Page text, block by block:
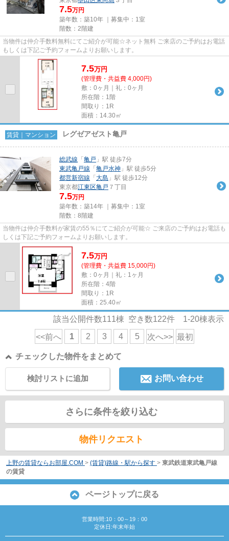
7.5万円
築年数：築10年 ｜募集中： 1室
階数：2階建
当物件は仲介手数料無料にてご紹介が可能☆ネット無料 ご来店のご予約はお電話
もしくは下記ご予約フォームよりお願いします。
7.5万円
(管理費・共益費 4,000円)
敷：0ヶ月｜礼：0ヶ月
所在階：1階
間取り：1R
面積：14.30㎡
賃貸｜マンション レグゼアゼスト亀戸
総武線 「 亀戸 」駅 徒歩7分
東武亀戸線 「 亀戸水神 」駅 徒歩5分
都営新宿線 「 大島 」駅 徒歩12分
東京都江東区亀戸 ７丁目
7.5万円
築年数：築14年 ｜募集中： 1室
階数：8階建
当物件は仲介手数料が家賃の55％にてご紹介が可能☆ ご来店のご予約はお電話も
しくは下記ご予約フォームよりお願いします。
7.5万円
(管理費・共益費 15,000円)
敷：0ヶ月｜礼：1ヶ月
所在階：4階
間取り：1R
面積：25.40㎡
該当公開件数111棟 空き数122件 1-20棟表示
<<前へ 1 2 3 4 5 次へ>> 最初
チェックした物件をまとめて
お問い合わせ
検討リストに追加
さらに条件を絞り込む
物件リクエスト
上野の賃貸ならお部屋.COM > (賃貸)路線・駅から探す > 東武鉄道東武亀戸線
の賃貸
ページトップに戻る
営業時間:10：00～19：00
定休日:年末年始